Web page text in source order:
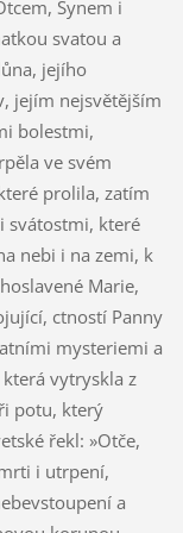
Synem i
svatou a
jejího
jejím nejsvětějším
bolestmi,
ve svém
prolila, zatím
svátostmi, které
nebi i na zemi, k
Marie,
ctností Panny
mysteriemi a
vytryskla z
potu, který
řekl: »Otče,
i utrpení,
a